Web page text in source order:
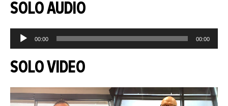
SOLO AUDIO
Audio
Player
00:00 00:00
SOLO VIDEO